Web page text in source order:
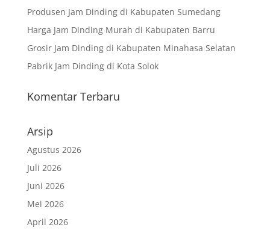
Produsen Jam Dinding di Kabupaten Sumedang
Harga Jam Dinding Murah di Kabupaten Barru
Grosir Jam Dinding di Kabupaten Minahasa Selatan
Pabrik Jam Dinding di Kota Solok
Komentar Terbaru
Arsip
Agustus 2026
Juli 2026
Juni 2026
Mei 2026
April 2026